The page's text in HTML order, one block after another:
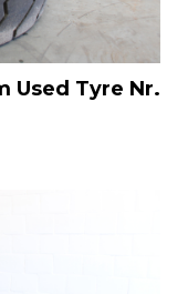
Used Tyre Nr.